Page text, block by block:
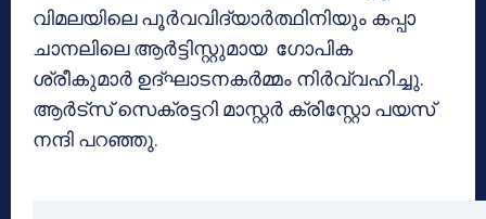
വിമലയിലെ പൂര്‍വവിദ്യാര്‍ത്ഥിനിയും കപ്പാ
ചാനലിലെ ആര്‍ട്ടിസ്റ്റുമായ ഗോപിക
ശ്രീകുമാര്‍ ഉദ്ഘാടനകര്‍മ്മം നിര്‍വ്വഹിച്ചു.
ആര്‍ട്‌സ് സെക്രട്ടറി മാസ്റ്റര്‍ ക്രിസ്റ്റോ പയസ്
നന്ദി പറഞ്ഞു.